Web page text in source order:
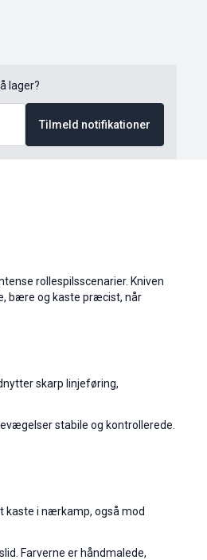
lager?
Tilmeld notifikationer
rollespilsscenarier. Kniven
bære og kaste præcist, når
skarp linjeføring,
stabile og kontrollerede.
kaste i nærkamp, også mod
Farverne er håndmalede,